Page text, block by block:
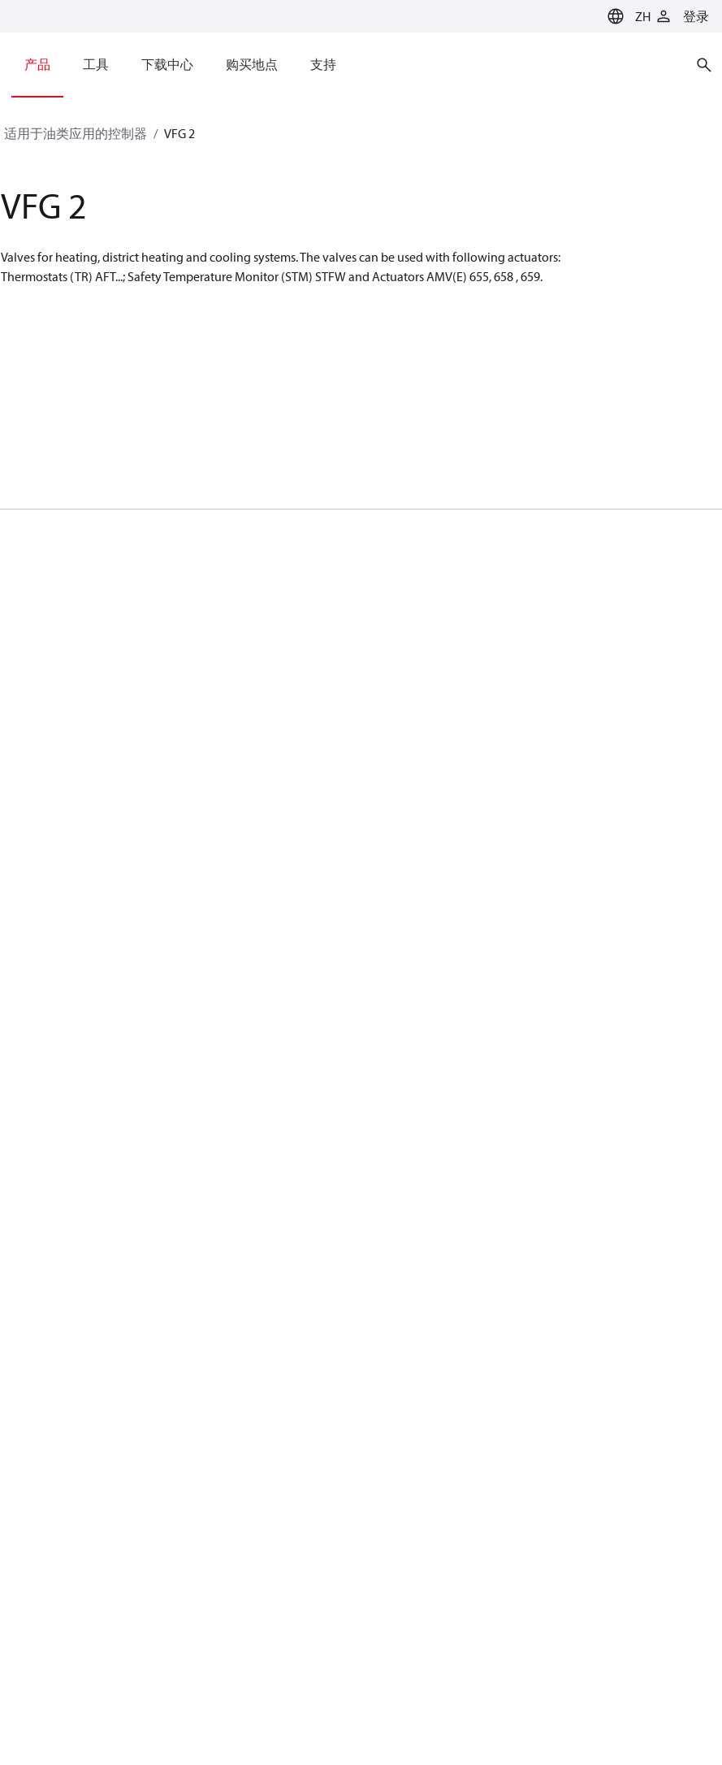
ZH 登录
产品 工具 下载中心 购买地点 支持
适用于油类应用的控制器 VFG 2
VFG 2
Valves for heating, district heating and cooling systems. The valves can be used with following actuators:
Thermostats (TR) AFT...; Safety Temperature Monitor (STM) STFW and Actuators AMV(E) 655, 658 , 659.